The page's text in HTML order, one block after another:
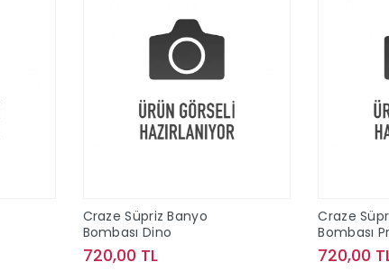
Craze Süpriz Banyo
Bombası Dino
720,00 TL
Craze
Bombası
720,00